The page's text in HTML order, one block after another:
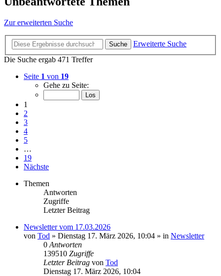
Zur erweiterten Suche
Suche
Erweiterte Suche
Die Suche ergab 471 Treffer
Seite 1 von 19
Gehe zu Seite:
1
2
3
4
5
…
19
Nächste
Themen
Antworten
Zugriffe
Letzter Beitrag
Newsletter vom 17.03.2026
von Tod » Dienstag 17. März 2026, 10:04 » in Newsletter
0 Antworten
139510 Zugriffe
Letzter Beitrag von Tod
Dienstag 17. März 2026, 10:04